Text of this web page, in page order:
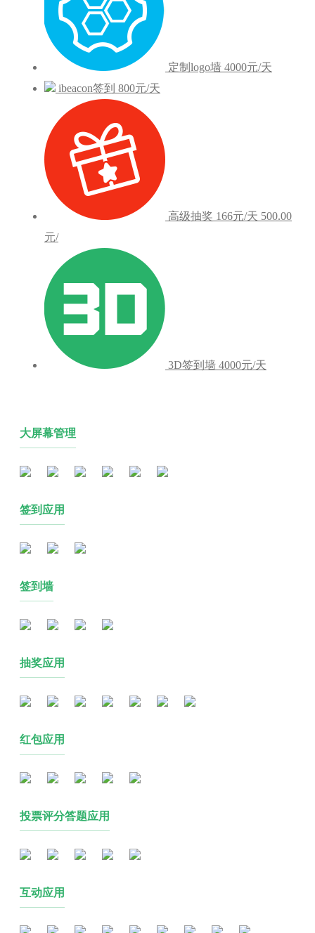
定制logo墙 4000元/天
ibeacon签到 800元/天
高级抽奖 166元/天 500.00
元/
3D签到墙 4000元/天
大屏幕管理
签到应用
签到墙
抽奖应用
红包应用
投票评分答题应用
互动应用